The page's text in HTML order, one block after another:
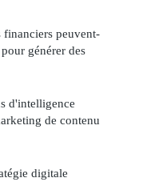
financiers peuvent-
générer des
d'intelligence
de contenu
digitale